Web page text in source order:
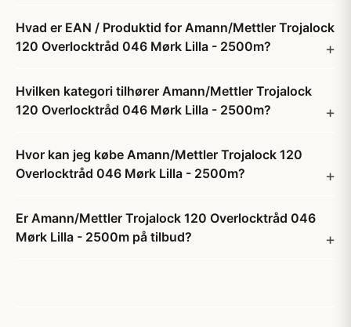
Hvad er EAN / Produktid for Amann/Mettler Trojalock
120 Overlocktråd 046 Mørk Lilla - 2500m?
Hvilken kategori tilhører Amann/Mettler Trojalock
120 Overlocktråd 046 Mørk Lilla - 2500m?
Hvor kan jeg købe Amann/Mettler Trojalock 120
Overlocktråd 046 Mørk Lilla - 2500m?
Er Amann/Mettler Trojalock 120 Overlocktråd 046
Mørk Lilla - 2500m på tilbud?